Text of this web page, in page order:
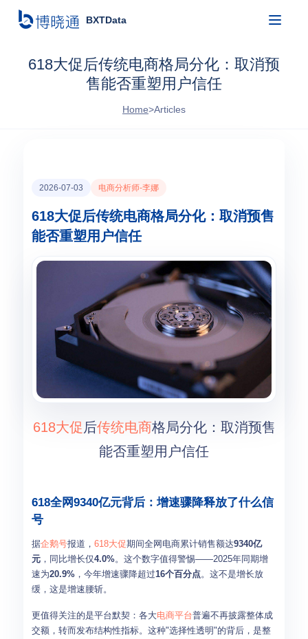
BXTData
618大促后传统电商格局分化：取消预
售能否重塑用户信任
Home>Articles
2026-07-03 电商分析师-李娜
618大促后传统电商格局分化：取消预售
能否重塑用户信任
618大促 后传统电商格局分化：取消预售
能否重塑用户信任
618全网9340亿元背后：增速骤降释放了什么信
号
据企鹅号报道， 618大促期间全网电商累计销售额达9340亿
元 ，同比增长仅4.0%。这个数字值得警惕——2025年同期增
速为20.9% ，今年增速骤降超过16个百分点。这不是增长放
缓，这是增速腰斩。
更值得关注的是平台默契：各大电商平台普遍不再披露整体成
交额，转而发布结构性指标。这种"选择性透明"的背后，是整